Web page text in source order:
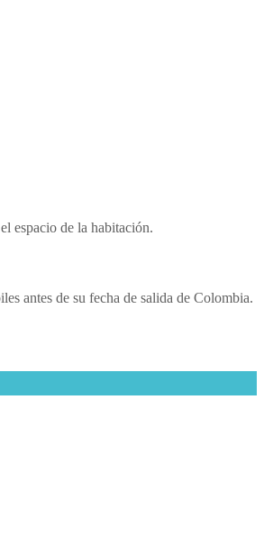
espacio de la habitación.
antes de su fecha de salida de Colombia.